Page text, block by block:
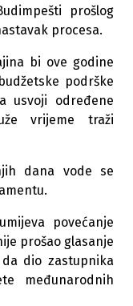
prošlog
procesa.
bi ove godine
podrške
usvoji određene
vrijeme traži
dana vode se
povećanje
prošao glasanje
dio zastupnika
međunarodnih